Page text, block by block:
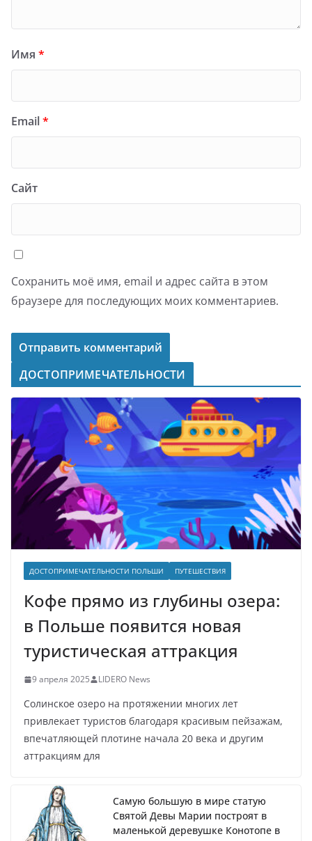
Имя *
Email*
Сайт
Сохранить моё имя, email и адрес сайта в этом
браузере для последующих моих комментариев.
ДОСТОПРИМЕЧАТЕЛЬНОСТИ
ДОСТОПРИМЕЧАТЕЛЬНОСТИ ПОЛЬШИ ПУТЕШЕСТВИЯ
Кофе прямо из глубины озера:
в Польше появится новая
туристическая аттракция
9 апреля 2025 LIDERO News
Солинское озеро на протяжении многих лет
привлекает туристов благодаря красивым пейзажам,
впечатляющей плотине начала 20 века и другим
аттракциям для
Самую большую в мире статую
Святой Девы Марии построят в
маленькой деревушке Конотопе в